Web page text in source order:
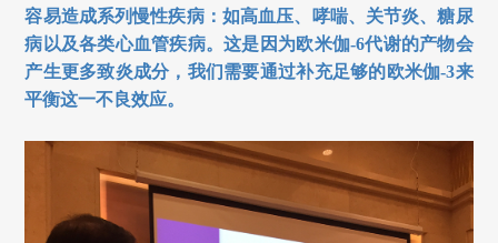
容易造成系列慢性疾病：如高血压、哮喘、关节炎、糖尿
病以及各类心血管疾病。这是因为欧米伽-6代谢的产物会
产生更多致炎成分，我们需要通过补充足够的欧米伽-3来
平衡这一不良效应。